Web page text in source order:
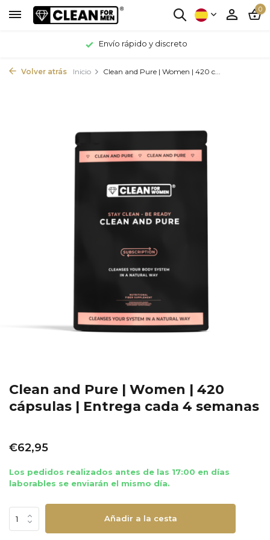
0
Envío rápido y discreto
Volver atrás Inicio Clean and Pure | Women | 420 c...
Clean and Pure | Women | 420
cápsulas | Entrega cada 4 semanas
€62,95
Los pedidos realizados antes de las 17:00 en días
laborables se enviarán el mismo día.
Añadir a la cesta